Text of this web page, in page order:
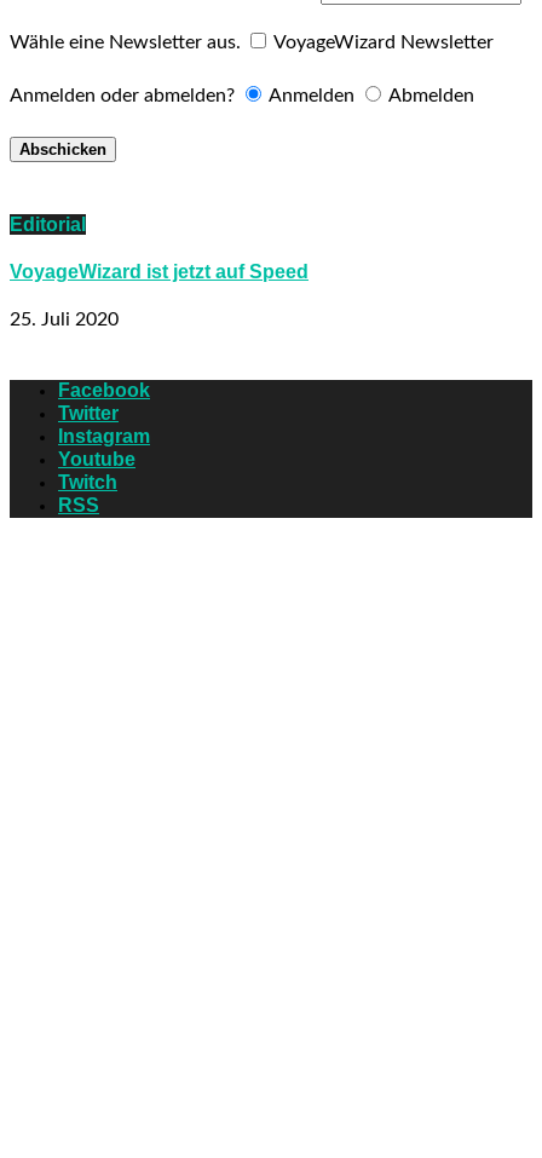
Wähle eine Newsletter aus. VoyageWizard Newsletter
Anmelden oder abmelden? Anmelden Abmelden
Editorial
VoyageWizard ist jetzt auf Speed
25. Juli 2020
Facebook
Twitter
Instagram
Youtube
Twitch
RSS